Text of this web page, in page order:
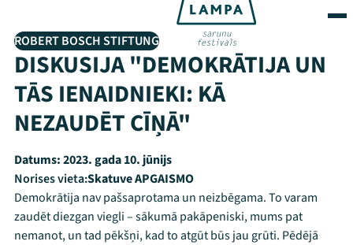
ROBERT BOSCH STIFTUNG
DISKUSIJA "DEMOKRĀTIJA UN
TĀS IENAIDNIEKI: KĀ
NEZAUDĒT CĪŅĀ"
Datums:2023. gada 10. jūnijs
Norises vieta:Skatuve APGAISMO
Demokrātija nav pašsaprotama un neizbēgama. To varam
zaudēt diezgan viegli – sākumā pakāpeniski, mums pat
nemanot, un tad pēkšņi, kad to atgūt būs jau grūti. Pēdējā